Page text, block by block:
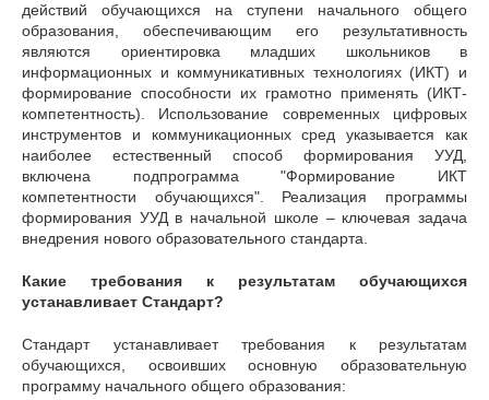
действий обучающихся на ступени начального общего
образования, обеспечивающим его результативность
являются ориентировка младших школьников в
информационных и коммуникативных технологиях (ИКТ) и
формирование способности их грамотно применять (ИКТ-
компетентность). Использование современных цифровых
инструментов и коммуникационных сред указывается как
наиболее естественный способ формирования УУД,
включена подпрограмма "Формирование ИКТ
компетентности обучающихся". Реализация программы
формирования УУД в начальной школе – ключевая задача
внедрения нового образовательного стандарта.
Какие требования к результатам обучающихся
устанавливает Стандарт?
Стандарт устанавливает требования к результатам
обучающихся, освоивших основную образовательную
программу начального общего образования: